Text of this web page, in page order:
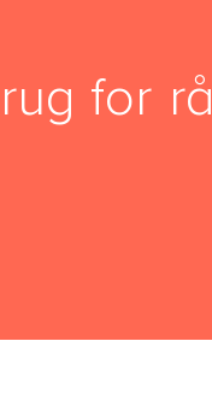
for